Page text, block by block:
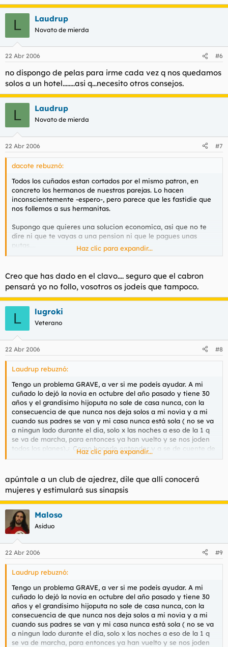
L Laudrup
Novato de mierda
22 Abr 2006 #6
no dispongo de pelas para irme cada vez q nos quedamos
solos a un hotel........asi q...necesito otros consejos.
L Laudrup
Novato de mierda
22 Abr 2006 #7
dacote rebuznó:
Todos los cuñados estan cortados por el mismo patron, en
concreto los hermanos de nuestras parejas. Lo hacen
inconscientemente -espero-, pero parece que les fastidie que
nos follemos a sus hermanitas.
Supongo que quieres una solucion economica, asi que no te
dire ni que te vayas a una pension ni que le pagues unas
putas....
Haz clic para expandir...
Creo que has dado en el clavo.... seguro que el cabron
pensará yo no follo, vosotros os jodeis que tampoco.
L lugroki
Veterano
22 Abr 2006 #8
Laudrup rebuznó:
Tengo un problema GRAVE, a ver si me podeís ayudar. A mi
cuñado lo dejó la novia en octubre del año pasado y tiene 30
años y el grandisimo hijoputa no sale de casa nunca, con la
consecuencia de que nunca nos deja solos a mi novia y a mi
cuando sus padres se van y mi casa nunca está sola ( no se va
a ningun lado durante el dia, solo x las noches a eso de la 1 q
se va de marcha, para entonces ya han vuelto y se nos joden
todos los planes).¿ Como hacerle entender y q se de cuente de
que nos deje alguna vez solos?¿ porque vamos me tiene ya
Haz clic para expandir...
apúntale a un club de ajedrez, dile que alli conocerá
mujeres y estimulará sus sinapsis
Maloso
Asiduo
22 Abr 2006 #9
Laudrup rebuznó:
Tengo un problema GRAVE, a ver si me podeís ayudar. A mi
cuñado lo dejó la novia en octubre del año pasado y tiene 30
años y el grandisimo hijoputa no sale de casa nunca, con la
consecuencia de que nunca nos deja solos a mi novia y a mi
cuando sus padres se van y mi casa nunca está sola ( no se va
a ningun lado durante el dia, solo x las noches a eso de la 1 q
se va de marcha, para entonces ya han vuelto y se nos joden